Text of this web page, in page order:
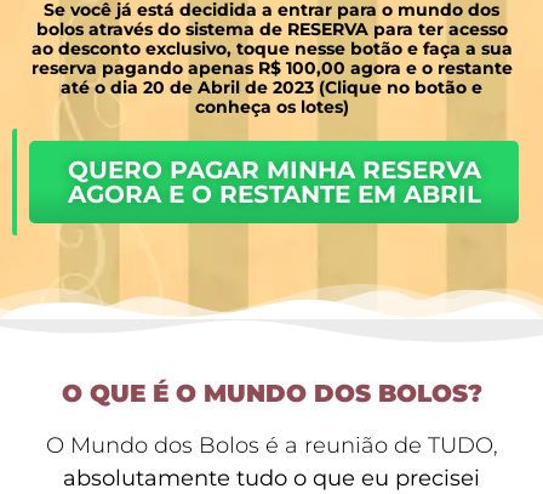
Se você já está decidida a entrar para o mundo dos
bolos através do sistema de RESERVA para ter acesso
ao desconto exclusivo, toque nesse botão e faça a sua
reserva pagando apenas R$ 100,00 agora e o restante
até o dia 20 de Abril de 2023 (Clique no botão e
conheça os lotes)
QUERO PAGAR MINHA RESERVA
AGORA E O RESTANTE EM ABRIL
O QUE É O MUNDO DOS BOLOS?
O Mundo dos Bolos é a reunião de TUDO,
absolutamente tudo o que eu precisei